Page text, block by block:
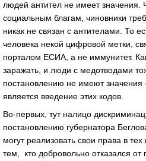
людей антител не имеет значения.
социальным благам, чиновники
никак не связан с антителами. То
человека некой цифровой метки,
порталом ЕСИА, а не иммунитет.
заражать, и люди с медотводами
постановлению не имеют
является введение этих кодов.
Во-первых, тут налицо
постановлению губернатора
могут реализовать свои права в
тем, кто добровольно отказался от